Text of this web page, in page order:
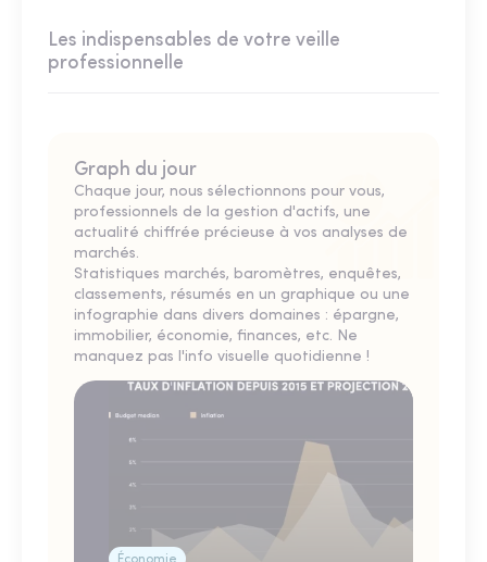
Les indispensables de votre veille
professionnelle
Graph du jour
Chaque jour, nous sélectionnons pour vous,
professionnels de la gestion d'actifs, une
actualité chiffrée précieuse à vos analyses de
marchés.
Statistiques marchés, baromètres, enquêtes,
classements, résumés en un graphique ou une
infographie dans divers domaines : épargne,
immobilier, économie, finances, etc. Ne
manquez pas l'info visuelle quotidienne !